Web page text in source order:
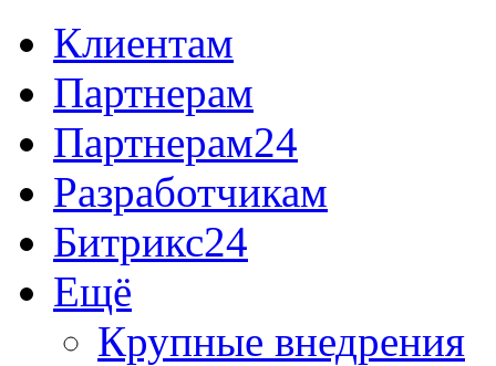
Клиентам
Партнерам
Партнерам24
Разработчикам
Битрикс24
Ещё
Крупные внедрения